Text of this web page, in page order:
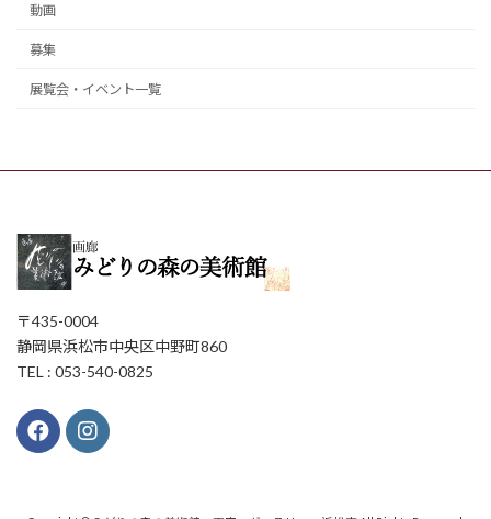
動画
募集
展覧会・イベント一覧
〒435-0004
静岡県浜松市中央区中野町860
TEL : 053-540-0825